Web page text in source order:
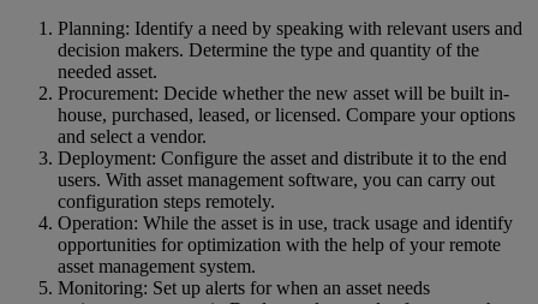
Planning: Identify a need by speaking with relevant users and
decision makers. Determine the type and quantity of the
needed asset.
Procurement: Decide whether the new asset will be built in-
house, purchased, leased, or licensed. Compare your options
and select a vendor.
Deployment: Configure the asset and distribute it to the end
users. With asset management software, you can carry out
configuration steps remotely.
Operation: While the asset is in use, track usage and identify
opportunities for optimization with the help of your remote
asset management system.
Monitoring: Set up alerts for when an asset needs